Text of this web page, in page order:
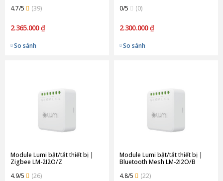
4.7/5
(39)
2.365.000 ₫
So sánh
0/5
(0)
2.300.000 ₫
So sánh
Module Lumi bật/tắt thiết bị |
Zigbee LM-2I2O/Z
4.9/5
(26)
Module Lumi bật/tắt thiết bị |
Bluetooth Mesh LM-2I2O/B
4.8/5
(22)